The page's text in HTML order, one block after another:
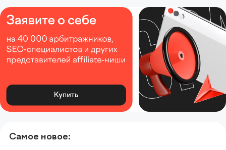
Самое новое: